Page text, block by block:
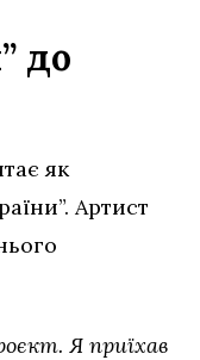
до
як
Артист
Я приїхав